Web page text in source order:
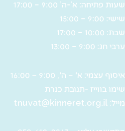
שעות פתיחה: א’-ה’ 9:00 – 17:00
שישי: 9:00 – 15:00
שבת: 10:00 – 17:00
ערבי חג: 9:00 – 13:00
איסוף עצמי: א' – ה', 9:00 – 16:00
שימו בווייז -תנובת כנרת
מייל: tnuvat@kinneret.org.il